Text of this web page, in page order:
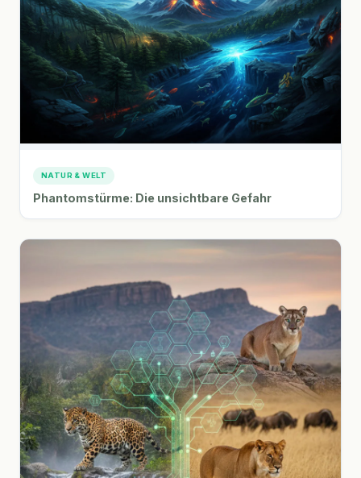
NATUR & WELT
Phantomstürme: Die unsichtbare Gefahr